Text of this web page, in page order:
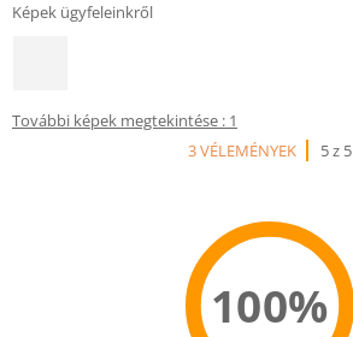
Képek ügyfeleinkről
További képek megtekintése : 1
3 VÉLEMÉNYEK
5 z 5
100%